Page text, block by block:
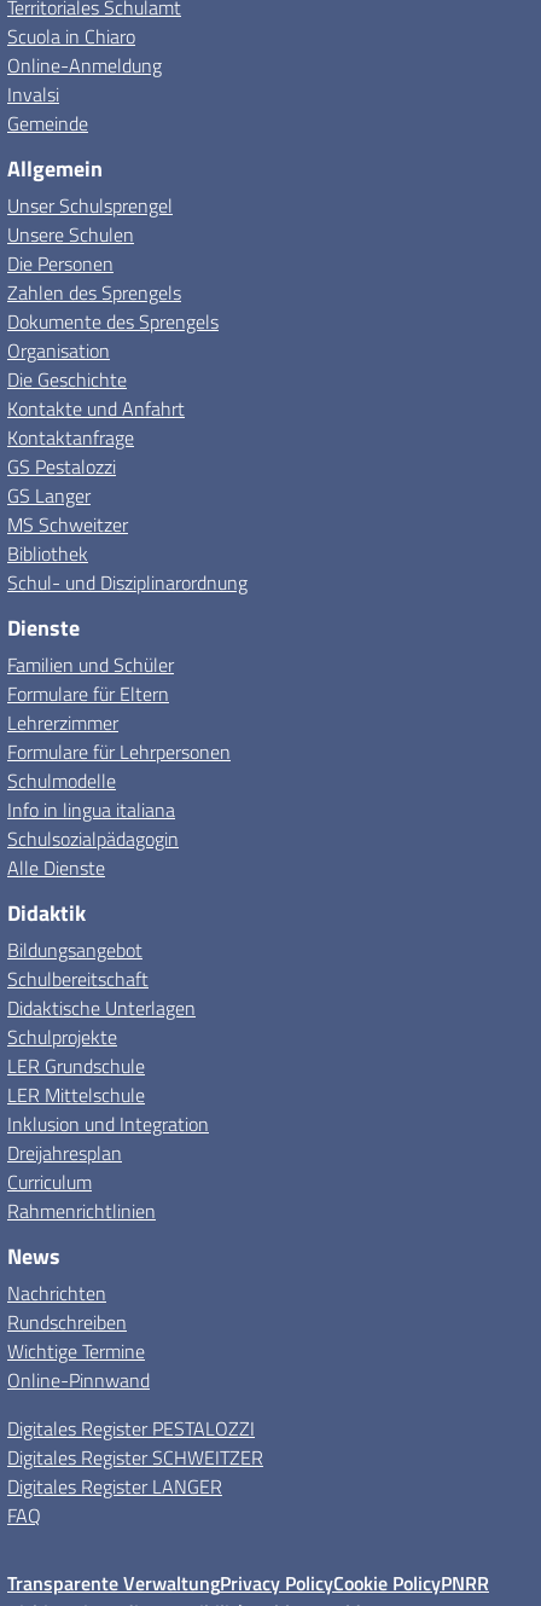
Territoriales Schulamt
Scuola in Chiaro
Online-Anmeldung
Invalsi
Gemeinde
Allgemein
Unser Schulsprengel
Unsere Schulen
Die Personen
Zahlen des Sprengels
Dokumente des Sprengels
Organisation
Die Geschichte
Kontakte und Anfahrt
Kontaktanfrage
GS Pestalozzi
GS Langer
MS Schweitzer
Bibliothek
Schul- und Disziplinarordnung
Dienste
Familien und Schüler
Formulare für Eltern
Lehrerzimmer
Formulare für Lehrpersonen
Schulmodelle
Info in lingua italiana
Schulsozialpädagogin
Alle Dienste
Didaktik
Bildungsangebot
Schulbereitschaft
Didaktische Unterlagen
Schulprojekte
LER Grundschule
LER Mittelschule
Inklusion und Integration
Dreijahresplan
Curriculum
Rahmenrichtlinien
News
Nachrichten
Rundschreiben
Wichtige Termine
Online-Pinnwand
Digitales Register PESTALOZZI
Digitales Register SCHWEITZER
Digitales Register LANGER
FAQ
Transparente VerwaltungPrivacy PolicyCookie PolicyPNRR